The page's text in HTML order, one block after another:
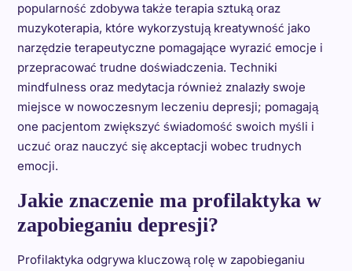
popularność zdobywa także terapia sztuką oraz
muzykoterapia, które wykorzystują kreatywność jako
narzędzie terapeutyczne pomagające wyrazić emocje i
przepracować trudne doświadczenia. Techniki
mindfulness oraz medytacja również znalazły swoje
miejsce w nowoczesnym leczeniu depresji; pomagają
one pacjentom zwiększyć świadomość swoich myśli i
uczuć oraz nauczyć się akceptacji wobec trudnych
emocji.
Jakie znaczenie ma profilaktyka w
zapobieganiu depresji?
Profilaktyka odgrywa kluczową rolę w zapobieganiu